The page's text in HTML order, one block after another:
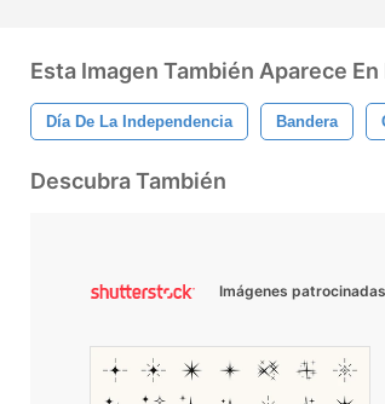
Esta Imagen También Aparece
Día De La Independencia Bandera
Descubra También
Imágenes patrocinadas